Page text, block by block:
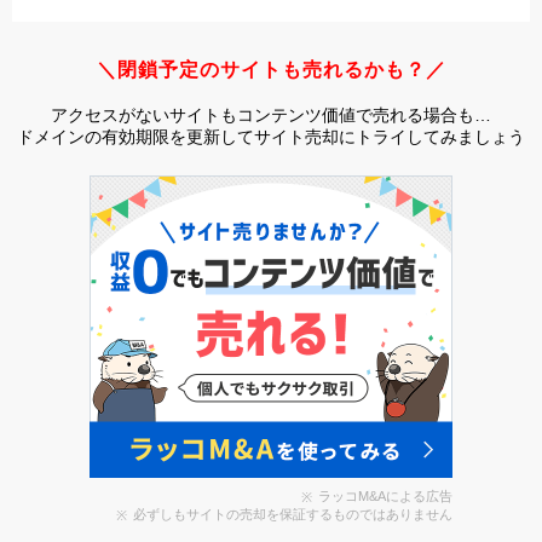
＼閉鎖予定のサイトも売れるかも？／
アクセスがないサイトもコンテンツ価値で売れる場合も…
ドメインの有効期限を更新してサイト売却にトライしてみましょう
ラッコM&Aによる広告
必ずしもサイトの売却を保証するものではありません